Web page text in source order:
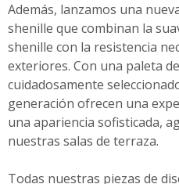
Además, lanzamos una
shenille que combinan la
shenille con la resistencia
exteriores. Con una paleta
cuidadosamente
generación ofrecen una
una apariencia sofisticada,
nuestras salas de terraza.
Todas nuestras piezas de